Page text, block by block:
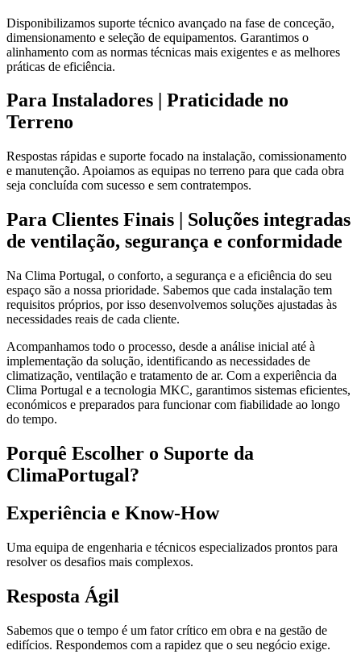
Disponibilizamos suporte técnico avançado na fase de conceção,
dimensionamento e seleção de equipamentos. Garantimos o
alinhamento com as normas técnicas mais exigentes e as melhores
práticas de eficiência.
Para Instaladores | Praticidade no
Terreno
Respostas rápidas e suporte focado na instalação, comissionamento
e manutenção. Apoiamos as equipas no terreno para que cada obra
seja concluída com sucesso e sem contratempos.
Para Clientes Finais | Soluções integradas
de ventilação, segurança e conformidade
Na Clima Portugal, o conforto, a segurança e a eficiência do seu
espaço são a nossa prioridade. Sabemos que cada instalação tem
requisitos próprios, por isso desenvolvemos soluções ajustadas às
necessidades reais de cada cliente.
Acompanhamos todo o processo, desde a análise inicial até à
implementação da solução, identificando as necessidades de
climatização, ventilação e tratamento de ar. Com a experiência da
Clima Portugal e a tecnologia MKC, garantimos sistemas eficientes,
económicos e preparados para funcionar com fiabilidade ao longo
do tempo.
Porquê Escolher o Suporte da
ClimaPortugal?
Experiência e Know-How
Uma equipa de engenharia e técnicos especializados prontos para
resolver os desafios mais complexos.
Resposta Ágil
Sabemos que o tempo é um fator crítico em obra e na gestão de
edifícios. Respondemos com a rapidez que o seu negócio exige.